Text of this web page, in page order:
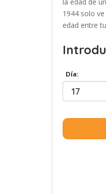
1944 solo
edad entre
Día: